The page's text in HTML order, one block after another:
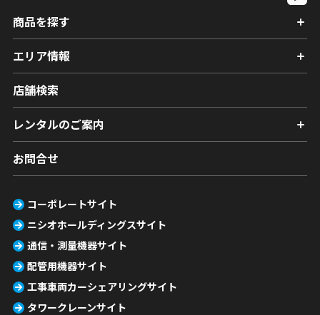
商品を探す
エリア情報
店舗検索
レンタルのご案内
お問合せ
コーポレートサイト
ニシオホールディングスサイト
通信・測量機器サイト
配管用機器サイト
工事車両カーシェアリングサイト
タワークレーンサイト